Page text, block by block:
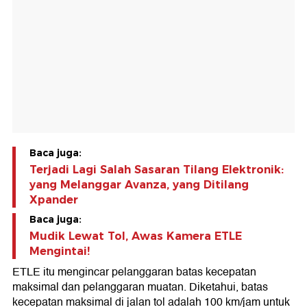
Baca juga:
Terjadi Lagi Salah Sasaran Tilang Elektronik:
yang Melanggar Avanza, yang Ditilang
Xpander
Baca juga:
Mudik Lewat Tol, Awas Kamera ETLE
Mengintai!
ETLE itu mengincar pelanggaran batas kecepatan
maksimal dan pelanggaran muatan. Diketahui, batas
kecepatan maksimal di jalan tol adalah 100 km/jam untuk